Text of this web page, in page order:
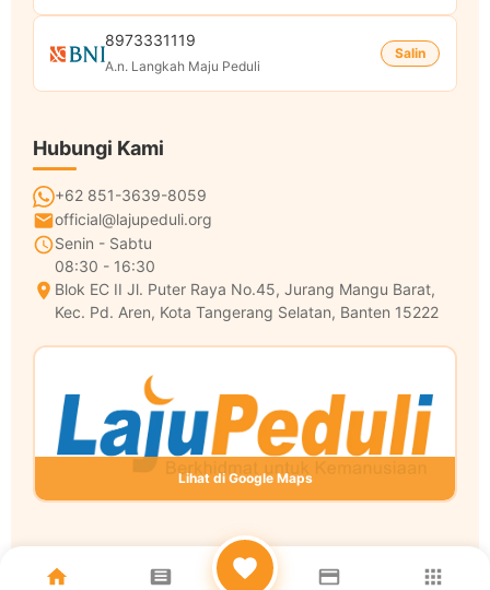
8973331119
A.n. Langkah Maju Peduli
Salin
Hubungi Kami
+62 851-3639-8059
official@lajupeduli.org
Senin - Sabtu
08:30 - 16:30
Blok EC II Jl. Puter Raya No.45, Jurang Mangu Barat,
Kec. Pd. Aren, Kota Tangerang Selatan, Banten 15222
Lihat di Google Maps